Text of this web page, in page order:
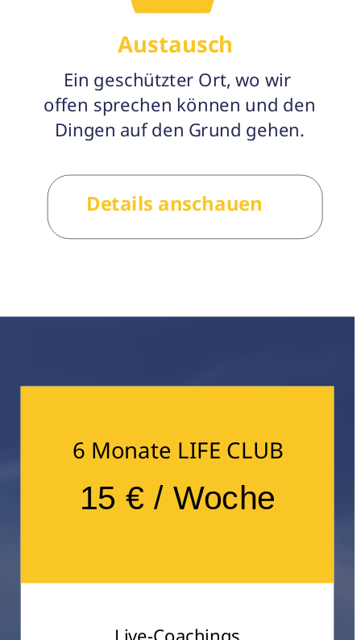
Austausch
Ein geschützter Ort, wo wir
offen sprechen können und den
Dingen auf den Grund gehen.
Details anschauen
15 € / Woche
6 Monate LIFE CLUB
Live-Coachings